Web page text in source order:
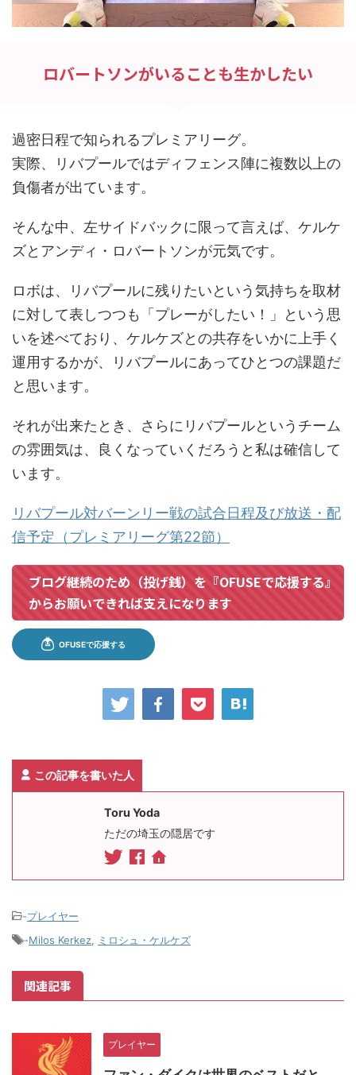
ロバートソンがいることも生かしたい
過密日程で知られるプレミアリーグ。
実際、リバプールではディフェンス陣に複数以上の
負傷者が出ています。
そんな中、左サイドバックに限って言えば、ケルケ
ズとアンディ・ロバートソンが元気です。
ロボは、リバプールに残りたいという気持ちを取材
に対して表しつつも「プレーがしたい！」という思
いを述べており、ケルケズとの共存をいかに上手く
運用するかが、リバプールにあってひとつの課題だ
と思います。
それが出来たとき、さらにリバプールというチーム
の雰囲気は、良くなっていくだろうと私は確信して
います。
リバプール対バーンリー戦の試合日程及び放送・配
信予定（プレミアリーグ第22節）
ブログ継続のため（投げ銭）を『OFUSEで応援する』
からお願いできれば支えになります
この記事を書いた人
Toru Yoda
ただの埼玉の隠居です
-プレイヤー
-Milos Kerkez ミロシュ・ケルケズ
関連記事
プレイヤー